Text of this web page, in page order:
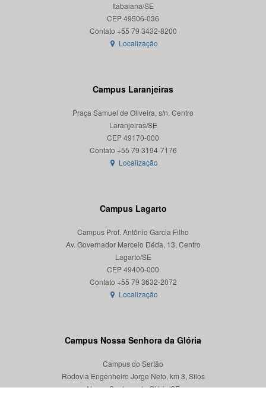
Itabaiana/SE
CEP 49506-036
Localização
Campus Laranjeiras
Praça Samuel de Oliveira, s/n, Centro
Laranjeiras/SE
CEP 49170-000
Localização
Campus Lagarto
Campus Prof. Antônio Garcia Filho
Av. Governador Marcelo Déda, 13, Centro
Lagarto/SE
CEP 49400-000
Localização
Campus Nossa Senhora da Glória
Campus do Sertão
Rodovia Engenheiro Jorge Neto, km 3, Silos
Nossa Senhora da Glória/SE